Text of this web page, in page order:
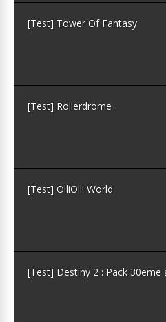
[Test] Tower Of Fantasy
[Test] Rollerdrome
[Test] OlliOlli World
[Test] Destiny 2 : Pack 30eme